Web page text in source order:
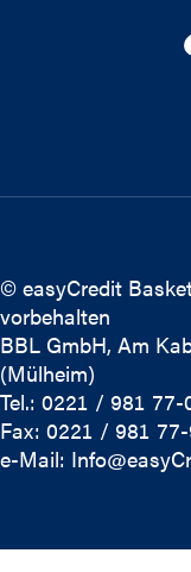
© easyCredit
vorbehalten
BBL GmbH, Am
(Mülheim)
Tel.: 0221 / 981 77-
Fax: 0221 / 981
e-Mail: